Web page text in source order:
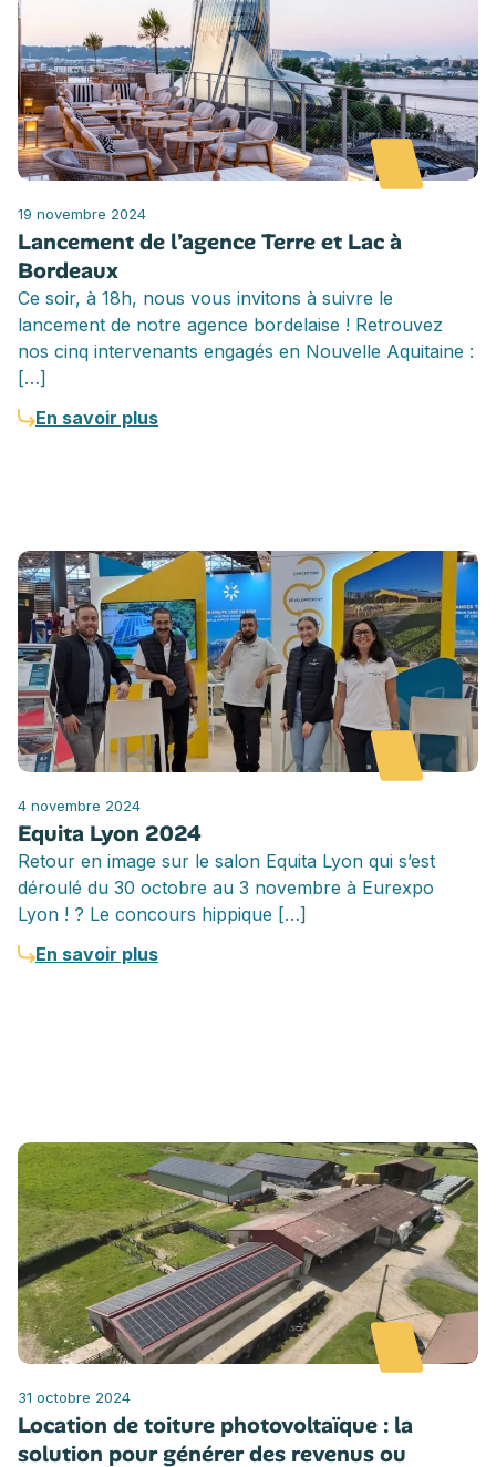
19 novembre 2024
Lancement de l’agence Terre et Lac à
Bordeaux
Ce soir, à 18h, nous vous invitons à suivre le
lancement de notre agence bordelaise ! Retrouvez
nos cinq intervenants engagés en Nouvelle Aquitaine :
[…]
En savoir plus
4 novembre 2024
Equita Lyon 2024
Retour en image sur le salon Equita Lyon qui s’est
déroulé du 30 octobre au 3 novembre à Eurexpo
Lyon ! ? Le concours hippique […]
En savoir plus
31 octobre 2024
Location de toiture photovoltaïque : la
solution pour générer des revenus ou